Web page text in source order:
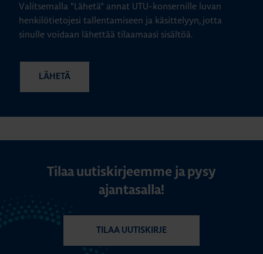
Valitsemalla "Lähetä" annat UTU-konsernille luvan
henkilötietojesi tallentamiseen ja käsittelyyn, jotta
sinulle voidaan lähettää tilaamaasi sisältöä.
Tilaa uutiskirjeemme ja pysy
ajantasalla!
TILAA UUTISKIRJE